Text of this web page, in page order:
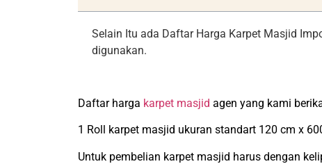
Selain Itu ada Daftar Harga Karpet Masjid
digunakan.
Daftar harga karpet masjid agen yang kami
1 Roll karpet masjid ukuran standart 120 cm x
Untuk pembelian karpet masjid harus dengan